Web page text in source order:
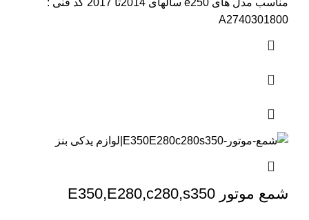
مناسب مدل های e250 سالهای 2014تا 2017 کد فنی :
A2740301800
شمع موتور E350,E280,c280,s350